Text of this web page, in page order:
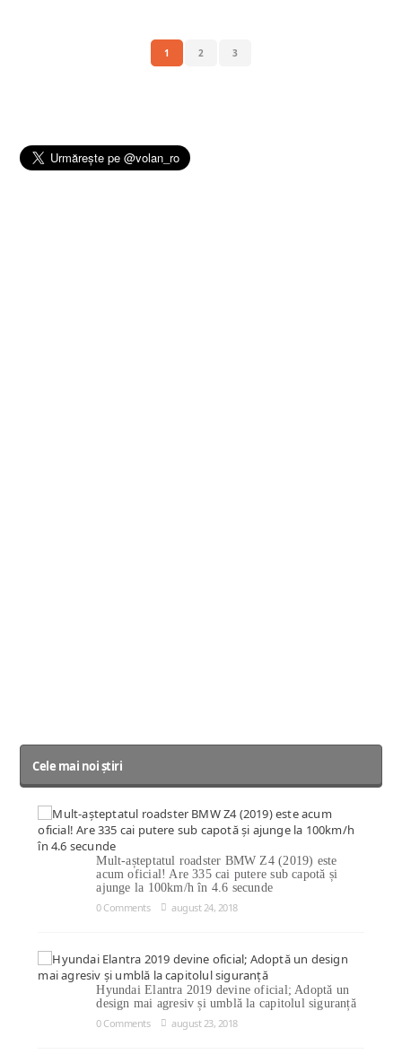
1 2 3
Cele mai noi știri
Mult-așteptatul roadster BMW Z4 (2019) este
acum oficial! Are 335 cai putere sub capotă și
ajunge la 100km/h în 4.6 secunde
0 Comments
august 24, 2018
Hyundai Elantra 2019 devine oficial; Adoptă un
design mai agresiv și umblă la capitolul siguranță
0 Comments
august 23, 2018